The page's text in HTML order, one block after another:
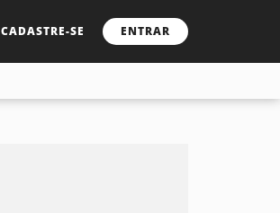
CADASTRE-SE ENTRAR